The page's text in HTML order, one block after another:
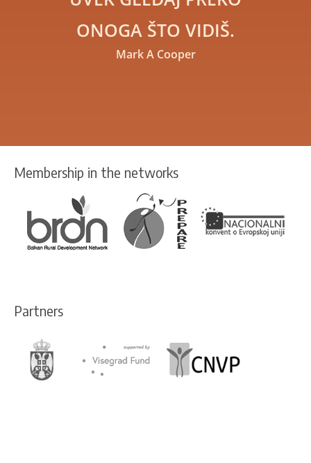
ONOGA ŠTO VIDIŠ.
Mark A Cooper
Membership in the networks
Partners